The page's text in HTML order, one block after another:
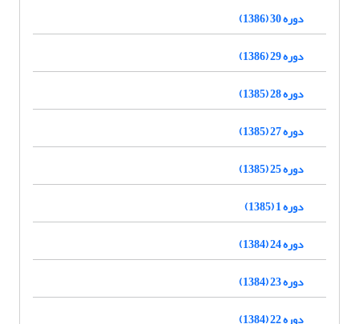
دوره 30 (1386)
دوره 29 (1386)
دوره 28 (1385)
دوره 27 (1385)
دوره 25 (1385)
دوره 1 (1385)
دوره 24 (1384)
دوره 23 (1384)
دوره 22 (1384)